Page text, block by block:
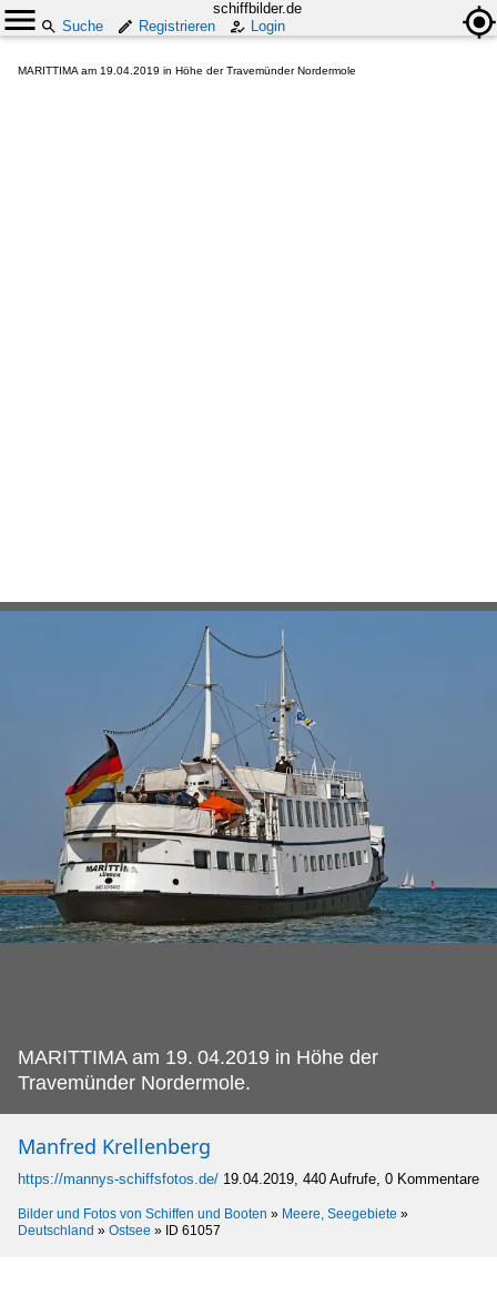
schiffbilder.de
Suche
Registrieren Login
MARITTIMA am 19.04.2019 in Höhe der Travemünder Nordermole
MARITTIMA am 19. 04.2019 in Höhe der
Travemünder Nordermole.
Manfred Krellenberg
https://mannys-schiffsfotos.de/ 19.04.2019, 440 Aufrufe, 0 Kommentare
Bilder und Fotos von Schiffen und Booten » Meere, Seegebiete »
Deutschland » Ostsee » ID 61057